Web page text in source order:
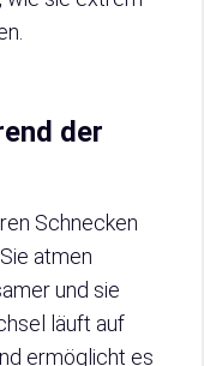
der
Schnecken
atmen
und sie
läuft auf
ermöglicht es